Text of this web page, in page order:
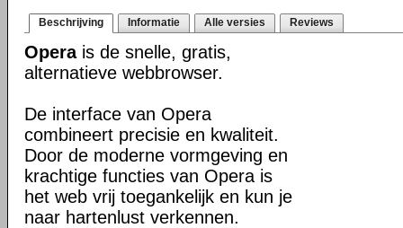
Beschrijving Informatie Alle versies Reviews
Operais de snelle, gratis,
alternatieve webbrowser.
De interface van Opera
combineert precisie en kwaliteit.
Door de moderne vormgeving en
krachtige functies van Opera is
het web vrij toegankelijk en kun je
naar hartenlust verkennen.